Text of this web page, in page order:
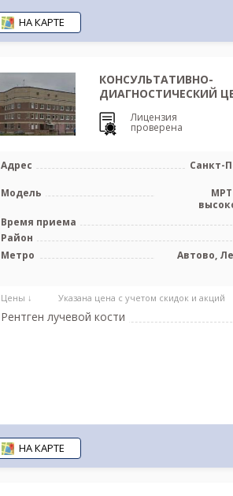
НА КАРТЕ
КОНСУЛЬТАТИВНО-
ДИАГНОСТИЧЕСКИЙ
Лицензия
проверена
Адрес
Санкт-
Модель
МРТ
Время приема
Район
Метро
Автово,
Цены ↓ Указана цена с учетом скидок и акций
Рентген лучевой кости
НА КАРТЕ